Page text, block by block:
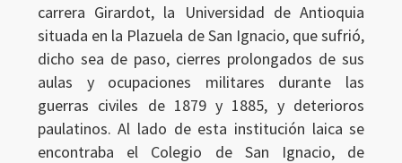
carrera Girardot, la Universidad de Antioquia
situada en la Plazuela de San Ignacio, que sufrió,
dicho sea de paso, cierres prolongados de sus
aulas y ocupaciones militares durante las
guerras civiles de 1879 y 1885, y deterioros
paulatinos. Al lado de esta institución laica se
encontraba el Colegio de San Ignacio, de